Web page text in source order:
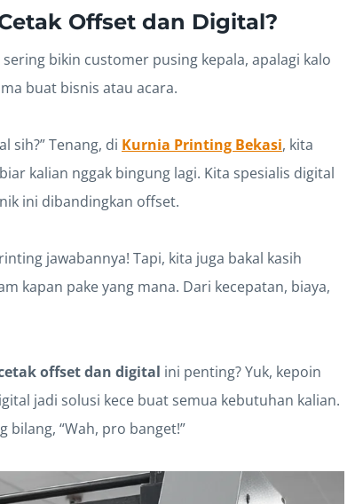
Offset dan Digital?
sering bikin customer pusing kepala, apalagi kalo
buat bisnis atau acara.
sih?” Tenang, di Kurnia Printing Bekasi, kita
kalian nggak bingung lagi. Kita spesialis digital
ini dibandingkan offset.
jawabannya! Tapi, kita juga bakal kasih
kapan pake yang mana. Dari kecepatan, biaya,
offset dan digital ini penting? Yuk, kepoin
jadi solusi kece buat semua kebutuhan kalian.
bilang, “Wah, pro banget!”